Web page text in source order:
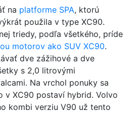
na platforme SPA, ktorú
použila v type XC90.
triedy, podľa všetkého, príde
motorov ako SUV XC90.
dve zážihové a dve
s 2,0 litrovými
Na vrchol ponuky sa
v XC90 postaví hybrid. Volvo
kombi verziu V90 už tento